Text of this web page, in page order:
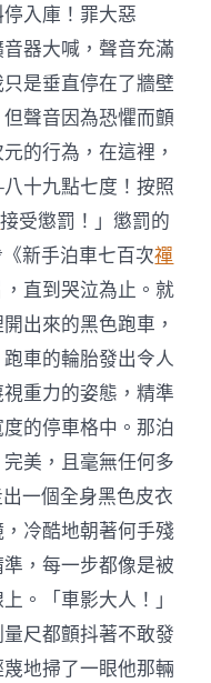
入庫！罪大惡
器大喊，聲音充滿
是垂直停在了牆壁
聲音因為恐懼而顫
的行為，在這裡，
十九點七度！按照
接受懲罰！」懲罰的
新手泊車七百次禪
直到哭泣為止。就
出來的黑色跑車，
車的輪胎發出令人
重力的姿態，精準
的停車格中。那泊
美，且毫無任何多
一個全身黑色皮衣
冷酷地朝著何手殘
，每一步都像是被
。「車影大人！」
尺都顫抖著不敢發
地掃了一眼他那輛